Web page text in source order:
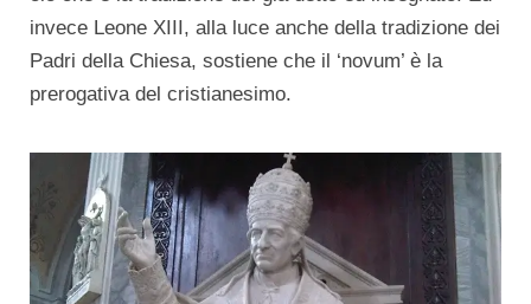
invece Leone XIII, alla luce anche della tradizione dei
Padri della Chiesa, sostiene che il ‘novum’ è la
prerogativa del cristianesimo.